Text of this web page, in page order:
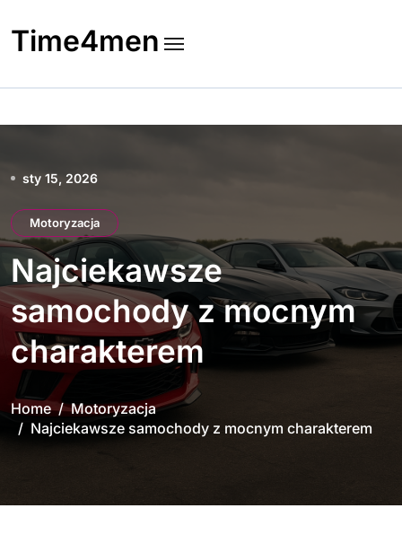
to
content
Time4men
sty 15, 2026
Motoryzacja
Najciekawsze
samochody z mocnym
charakterem
Home
Motoryzacja
Najciekawsze samochody z mocnym charakterem